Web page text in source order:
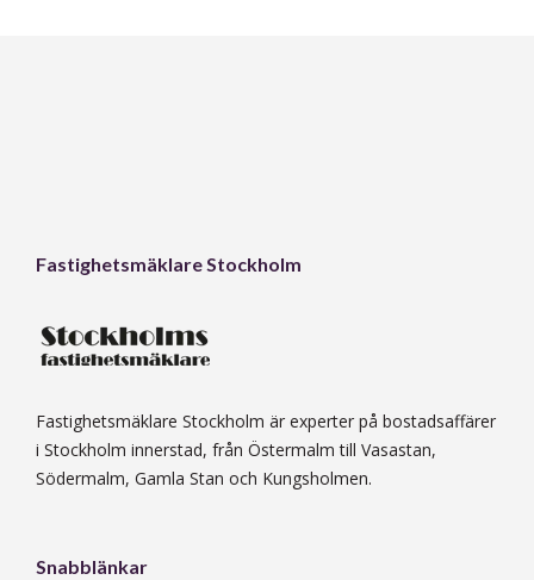
Fastighetsmäklare Stockholm
Fastighetsmäklare Stockholm är experter på bostadsaffärer
i Stockholm innerstad, från Östermalm till Vasastan,
Södermalm, Gamla Stan och Kungsholmen.
Snabblänkar